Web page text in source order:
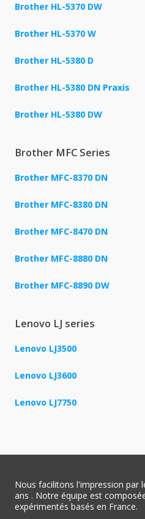
Brother HL-5370 DW
Brother HL-5370 W
Brother HL-5380 D
Brother HL-5380 DN Praxis
Brother HL-5380 DW
Brother MFC Series
Brother MFC-8370 DN
Brother MFC-8380 DN
Brother MFC-8470 DN
Brother MFC-8880 DN
Brother MFC-8890 DW
Lenovo LJ series
Lenovo LJ3500
Lenovo LJ3600
Lenovo LJ7750
Nous facilitons l'impression par
ans . Notre équipe est
expérimentés basés en France.